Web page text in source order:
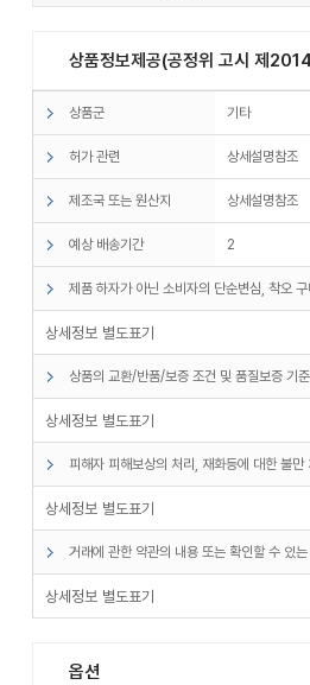
상품정보제공(공정위 고시 제
상품군 기타
허가 관련 상세설명참조
제조국 또는 원산지 상세설명참조
예상 배송기간 2
제품 하자가 아닌 소비자의 단순변심, 착오
상세정보 별도표기
상품의 교환/반품/보증 조건 및 품질보증 기준
상세정보 별도표기
피해자 피해보상의 처리, 재화등에 대한 불
상세정보 별도표기
거래에 관한 약관의 내용 또는 확인할 수 있
상세정보 별도표기
옵션